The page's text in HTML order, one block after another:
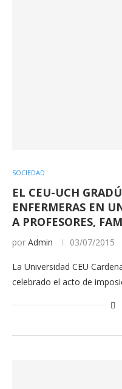
SOCIEDAD
EL CEU-UCH
ENFERMERAS EN
A PROFESORES,
por Admin 03/07/2015
La Universidad CEU
celebrado el acto de